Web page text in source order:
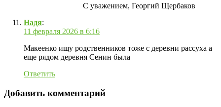
С уважением, Георгий Щербаков
Надя:
11 февраля 2026 в 6:16
Макеенко ищу родственников тоже с деревни рассуха а
еще рядом деревня Сенин была
Ответить
Добавить комментарий